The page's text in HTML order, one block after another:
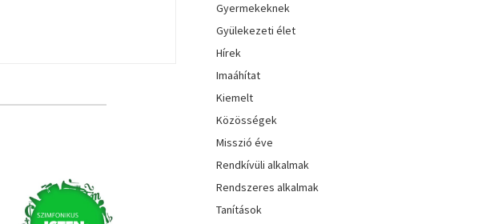
Gyermekeknek
Gyülekezeti élet
Hírek
Imaáhítat
Kiemelt
Közösségek
Misszió éve
Rendkívüli alkalmak
Rendszeres alkalmak
Tanítások